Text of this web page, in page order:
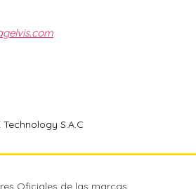
S.A.C
Oficiales de las marcas